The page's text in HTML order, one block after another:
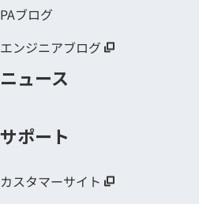
PAブログ
エンジニアブログ
ニュース
サポート
カスタマーサイト